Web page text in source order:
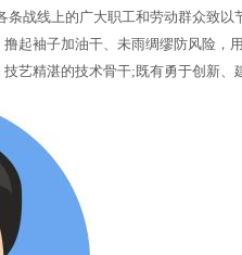
条战线上的广大职工和劳动群众致
起袖子加油干、未雨绸缪防风险
艺精湛的技术骨干;既有勇于创新